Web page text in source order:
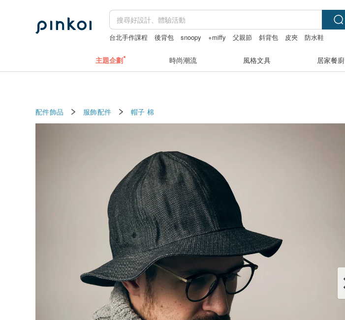
台北手作課程 後背包 snoopy +miffy 父親節 斜背包 皮夾 防水鞋
主題企劃 時尚潮流 風格文具 居家餐廚
配件飾品 服飾配件 帽子 棉